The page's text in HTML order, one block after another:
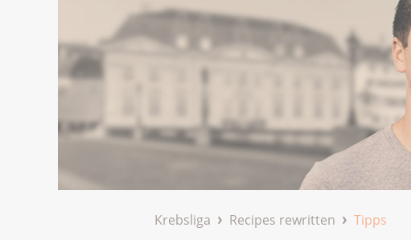
Krebsliga Recipes rewritten Tipps